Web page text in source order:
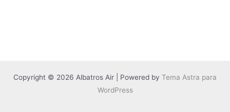
Copyright © 2026 Albatros Air | Powered by Tema Astra para
WordPress